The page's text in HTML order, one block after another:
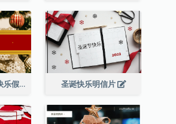
金色和红色圣诞快乐假期明信片 圣诞快乐明信片